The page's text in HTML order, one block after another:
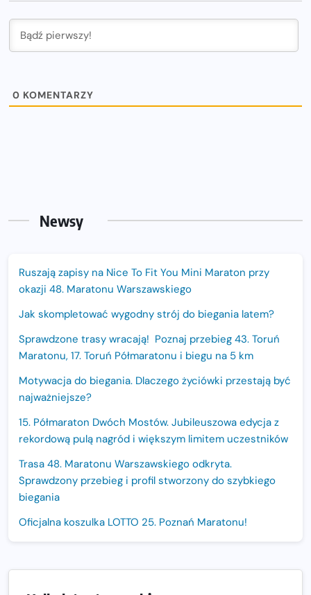
0 KOMENTARZY
Newsy
Ruszają zapisy na Nice To Fit You Mini Maraton przy
okazji 48. Maratonu Warszawskiego
Jak skompletować wygodny strój do biegania latem?
Sprawdzone trasy wracają! Poznaj przebieg 43. Toruń
Maratonu, 17. Toruń Półmaratonu i biegu na 5 km
Motywacja do biegania. Dlaczego życiówki przestają być
najważniejsze?
15. Półmaraton Dwóch Mostów. Jubileuszowa edycja z
rekordową pulą nagród i większym limitem uczestników
Trasa 48. Maratonu Warszawskiego odkryta.
Sprawdzony przebieg i profil stworzony do szybkiego
biegania
Oficjalna koszulka LOTTO 25. Poznań Maratonu!